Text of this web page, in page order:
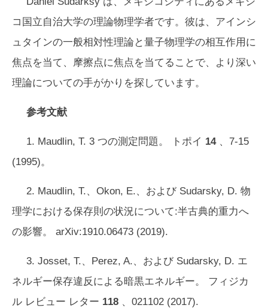
コ国立自治大学の理論物理学者です。彼は、アインシ
ュタインの一般相対性理論と量子物理学の相互作用に
焦点を当て、摩擦点に焦点を当てることで、より深い
理論についての手がかりを探しています。
参考文献
1. Maudlin, T. 3 つの測定問題。 トポイ 14、7-15
(1995)。
2. Maudlin, T.、Okon, E.、および Sudarsky, D. 物
理学における保存則の状況について:半古典的重力へ
の影響。 arXiv:1910.06473 (2019).
3. Josset, T.、Perez, A.、および Sudarsky, D. エ
ネルギー保存違反による暗黒エネルギー。 フィジカ
ル レビュー レター 118 、021102 (2017).